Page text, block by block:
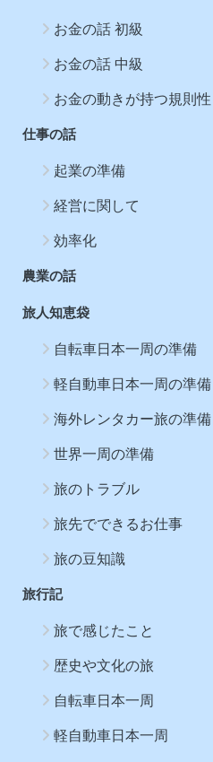
お金の話 初級
お金の話 中級
お金の動きが持つ規則性
仕事の話
起業の準備
経営に関して
効率化
農業の話
旅人知恵袋
自転車日本一周の準備
軽自動車日本一周の準備
海外レンタカー旅の準備
世界一周の準備
旅のトラブル
旅先でできるお仕事
旅の豆知識
旅行記
旅で感じたこと
歴史や文化の旅
自転車日本一周
軽自動車日本一周